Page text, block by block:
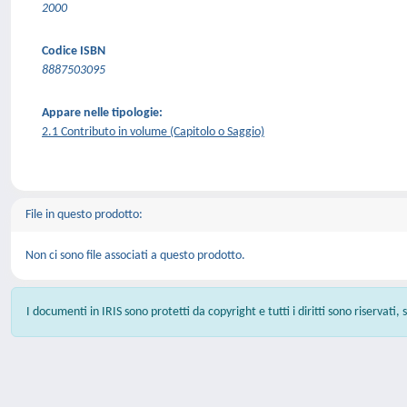
2000
Codice ISBN
8887503095
Appare nelle tipologie:
2.1 Contributo in volume (Capitolo o Saggio)
File in questo prodotto:
Non ci sono file associati a questo prodotto.
I documenti in IRIS sono protetti da copyright e tutti i diritti sono riservati,